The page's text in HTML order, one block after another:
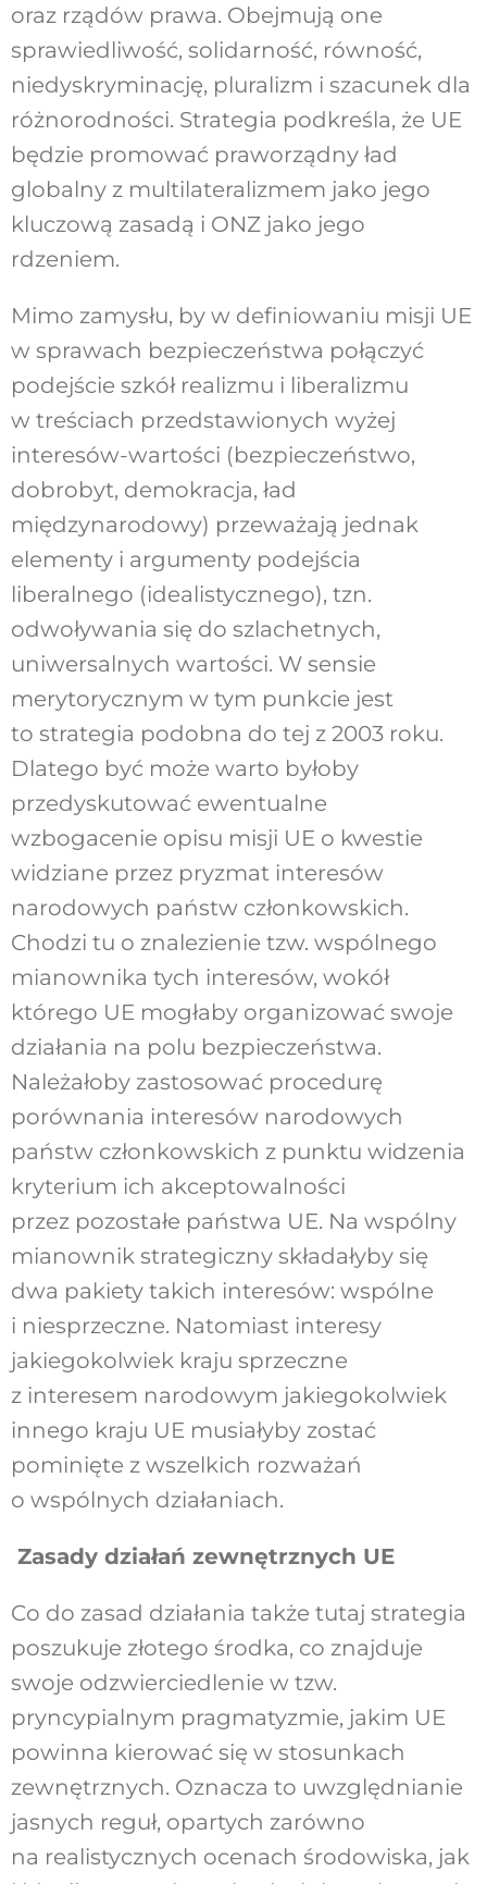
oraz rządów prawa. Obejmują one
sprawiedliwość, solidarność, równość,
niedyskryminację, pluralizm i szacunek dla
różnorodności. Strategia podkreśla, że UE
będzie promować praworządny ład
globalny z multilateralizmem jako jego
kluczową zasadą i ONZ jako jego
rdzeniem.
Mimo zamysłu, by w definiowaniu misji UE
w sprawach bezpieczeństwa połączyć
podejście szkół realizmu i liberalizmu
w treściach przedstawionych wyżej
interesów-wartości (bezpieczeństwo,
dobrobyt, demokracja, ład
międzynarodowy) przeważają jednak
elementy i argumenty podejścia
liberalnego (idealistycznego), tzn.
odwoływania się do szlachetnych,
uniwersalnych wartości. W sensie
merytorycznym w tym punkcie jest
to strategia podobna do tej z 2003 roku.
Dlatego być może warto byłoby
przedyskutować ewentualne
wzbogacenie opisu misji UE o kwestie
widziane przez pryzmat interesów
narodowych państw członkowskich.
Chodzi tu o znalezienie tzw. wspólnego
mianownika tych interesów, wokół
którego UE mogłaby organizować swoje
działania na polu bezpieczeństwa.
Należałoby zastosować procedurę
porównania interesów narodowych
państw członkowskich z punktu widzenia
kryterium ich akceptowalności
przez pozostałe państwa UE. Na wspólny
mianownik strategiczny składałyby się
dwa pakiety takich interesów: wspólne
i niesprzeczne. Natomiast interesy
jakiegokolwiek kraju sprzeczne
z interesem narodowym jakiegokolwiek
innego kraju UE musiałyby zostać
pominięte z wszelkich rozważań
o wspólnych działaniach.
Zasady działań zewnętrznych UE
Co do zasad działania także tutaj strategia
poszukuje złotego środka, co znajduje
swoje odzwierciedlenie w tzw.
pryncypialnym pragmatyzmie, jakim UE
powinna kierować się w stosunkach
zewnętrznych. Oznacza to uwzględnianie
jasnych reguł, opartych zarówno
na realistycznych ocenach środowiska, jak